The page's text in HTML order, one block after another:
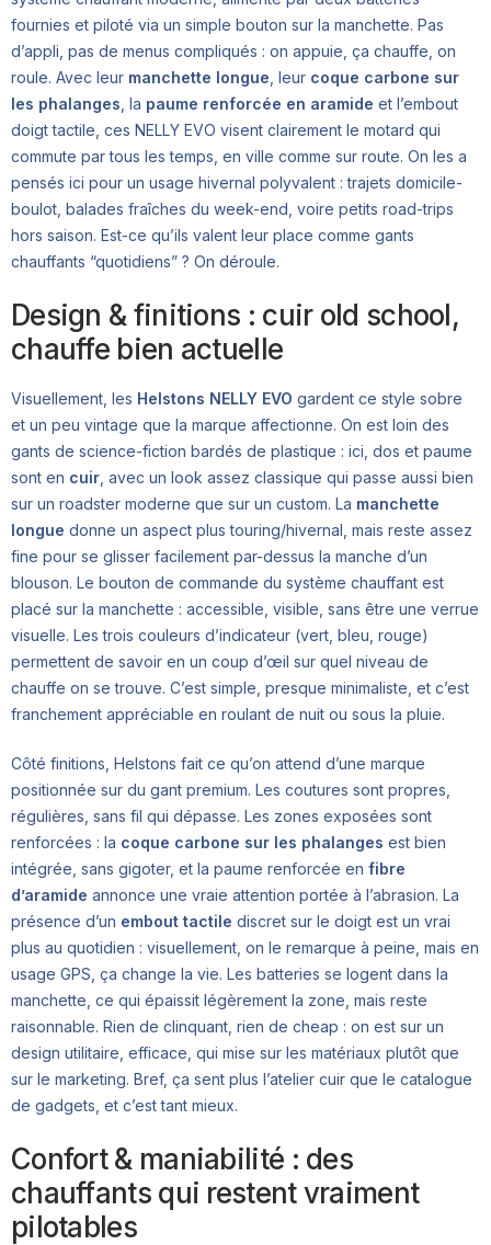
fournies et piloté via un simple bouton sur la manchette. Pas
d’appli, pas de menus compliqués : on appuie, ça chauffe, on
roule. Avec leur manchette longue , leur coque carbone sur
les phalanges , la paume renforcée en aramide et l’embout
doigt tactile, ces NELLY EVO visent clairement le motard qui
commute par tous les temps, en ville comme sur route. On les a
pensés ici pour un usage hivernal polyvalent : trajets domicile-
boulot, balades fraîches du week-end, voire petits road-trips
hors saison. Est-ce qu’ils valent leur place comme gants
chauffants “quotidiens” ? On déroule.
Design & finitions : cuir old school,
chauffe bien actuelle
Visuellement, les Helstons NELLY EVO gardent ce style sobre
et un peu vintage que la marque affectionne. On est loin des
gants de science-fiction bardés de plastique : ici, dos et paume
sont en cuir , avec un look assez classique qui passe aussi bien
sur un roadster moderne que sur un custom. La manchette
longue donne un aspect plus touring/hivernal, mais reste assez
fine pour se glisser facilement par-dessus la manche d’un
blouson. Le bouton de commande du système chauffant est
placé sur la manchette : accessible, visible, sans être une verrue
visuelle. Les trois couleurs d’indicateur (vert, bleu, rouge)
permettent de savoir en un coup d’œil sur quel niveau de
chauffe on se trouve. C’est simple, presque minimaliste, et c’est
franchement appréciable en roulant de nuit ou sous la pluie.
Côté finitions, Helstons fait ce qu’on attend d’une marque
positionnée sur du gant premium. Les coutures sont propres,
régulières, sans fil qui dépasse. Les zones exposées sont
renforcées : la coque carbone sur les phalanges est bien
intégrée, sans gigoter, et la paume renforcée en fibre
d’aramide annonce une vraie attention portée à l’abrasion. La
présence d’un embout tactile discret sur le doigt est un vrai
plus au quotidien : visuellement, on le remarque à peine, mais en
usage GPS, ça change la vie. Les batteries se logent dans la
manchette, ce qui épaissit légèrement la zone, mais reste
raisonnable. Rien de clinquant, rien de cheap : on est sur un
design utilitaire, efficace, qui mise sur les matériaux plutôt que
sur le marketing. Bref, ça sent plus l’atelier cuir que le catalogue
de gadgets, et c’est tant mieux.
Confort & maniabilité : des
chauffants qui restent vraiment
pilotables